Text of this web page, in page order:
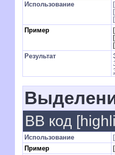
Использование
Пример
Результат
BB код
Использование
Пример